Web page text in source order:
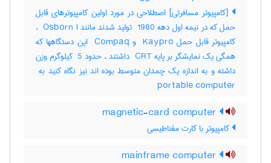
[کامپیوتر مسافرتی] اصطلاحی در مورد اولین کامپیوترهای قابل
حمل که در نیمه اول دهه ‎ 1980 تولید شدند مانند ‎ Osborn I ،
کامپیوتر قابل حمل ‎ Kaypro و ‎ Compaq این دستگاهها که
همگی یک نمایشگر بر پایه ‎ CRT داشتند ، حدود ‎ 5 کیلوگرم وزن
portable computer
کامپیوتر با کارت مغناطیسی